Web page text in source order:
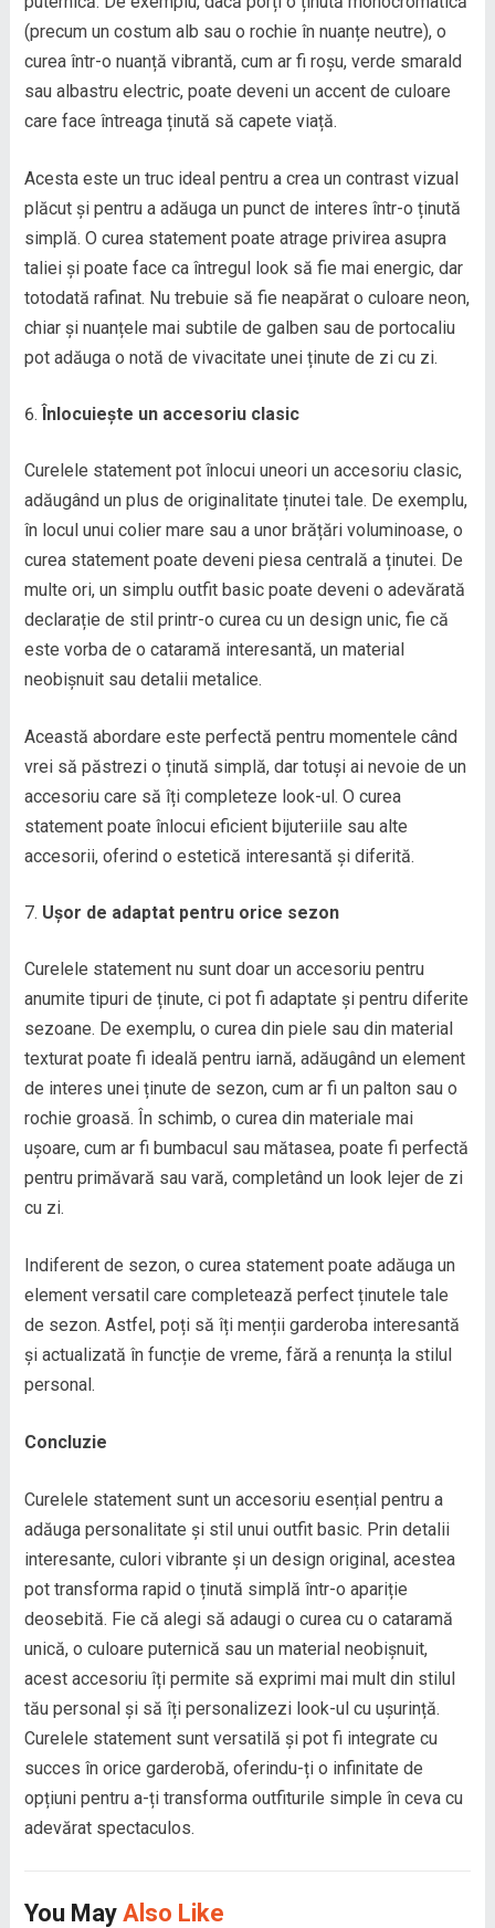
(precum un costum alb sau o rochie în nuanțe neutre), o
curea într-o nuanță vibrantă, cum ar fi roșu, verde smarald
sau albastru electric, poate deveni un accent de culoare
care face întreaga ținută să capete viață.
Acesta este un truc ideal pentru a crea un contrast vizual
plăcut și pentru a adăuga un punct de interes într-o ținută
simplă. O curea statement poate atrage privirea asupra
taliei și poate face ca întregul look să fie mai energic, dar
totodată rafinat. Nu trebuie să fie neapărat o culoare neon,
chiar și nuanțele mai subtile de galben sau de portocaliu
pot adăuga o notă de vivacitate unei ținute de zi cu zi.
Înlocuiește un accesoriu clasic
Curelele statement pot înlocui uneori un accesoriu clasic,
adăugând un plus de originalitate ținutei tale. De exemplu,
în locul unui colier mare sau a unor brățări voluminoase, o
curea statement poate deveni piesa centrală a ținutei. De
multe ori, un simplu outfit basic poate deveni o adevărată
declarație de stil printr-o curea cu un design unic, fie că
este vorba de o cataramă interesantă, un material
neobișnuit sau detalii metalice.
Această abordare este perfectă pentru momentele când
vrei să păstrezi o ținută simplă, dar totuși ai nevoie de un
accesoriu care să îți completeze look-ul. O curea
statement poate înlocui eficient bijuteriile sau alte
accesorii, oferind o estetică interesantă și diferită.
Ușor de adaptat pentru orice sezon
Curelele statement nu sunt doar un accesoriu pentru
anumite tipuri de ținute, ci pot fi adaptate și pentru diferite
sezoane. De exemplu, o curea din piele sau din material
texturat poate fi ideală pentru iarnă, adăugând un element
de interes unei ținute de sezon, cum ar fi un palton sau o
rochie groasă. În schimb, o curea din materiale mai
ușoare, cum ar fi bumbacul sau mătasea, poate fi perfectă
pentru primăvară sau vară, completând un look lejer de zi
cu zi.
Indiferent de sezon, o curea statement poate adăuga un
element versatil care completează perfect ținutele tale
de sezon. Astfel, poți să îți menții garderoba interesantă
și actualizată în funcție de vreme, fără a renunța la stilul
personal.
Concluzie
Curelele statement sunt un accesoriu esențial pentru a
adăuga personalitate și stil unui outfit basic. Prin detalii
interesante, culori vibrante și un design original, acestea
pot transforma rapid o ținută simplă într-o apariție
deosebită. Fie că alegi să adaugi o curea cu o cataramă
unică, o culoare puternică sau un material neobișnuit,
acest accesoriu îți permite să exprimi mai mult din stilul
tău personal și să îți personalizezi look-ul cu ușurință.
Curelele statement sunt versatilă și pot fi integrate cu
succes în orice garderobă, oferindu-ți o infinitate de
opțiuni pentru a-ți transforma outfiturile simple în ceva cu
adevărat spectaculos.
You May Also Like